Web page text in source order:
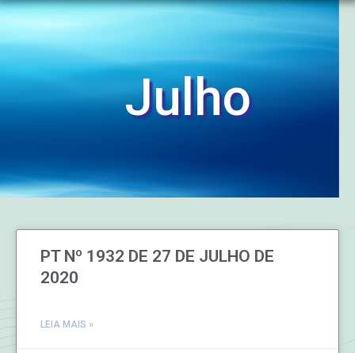
Julho
PT Nº 1932 DE 27 DE JULHO DE
2020
LEIA MAIS »